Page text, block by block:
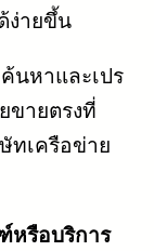
ง่ายขึ้น
ค้นหาและเปร
ขายตรงที่
ทเครือข่าย
หรือบริการ